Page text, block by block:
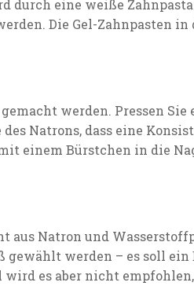
durch eine weiße
Die Gel-Zahnpasten in
werden. Pressen Sie
Natrons, dass eine
einem Bürstchen in die
aus Natron und
gewählt werden – es soll
es aber nicht